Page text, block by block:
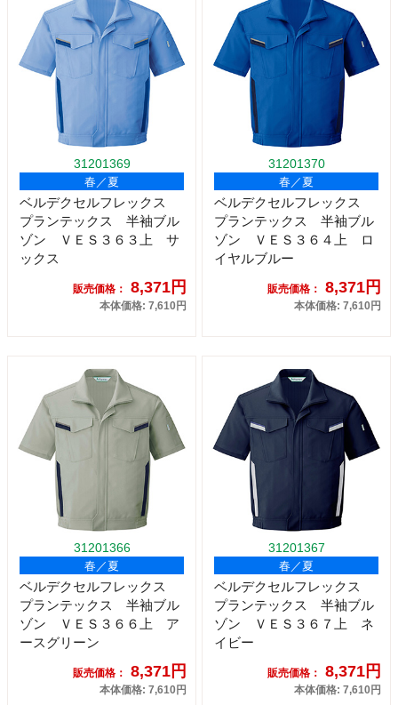
31201369
春／夏
ベルデクセルフレックス
プランテックス 半袖ブル
ゾン ＶＥＳ３６３上 サ
ックス
販売価格： 8,371円
本体価格: 7,610円
31201370
春／夏
ベルデクセルフレックス
プランテックス 半袖ブル
ゾン ＶＥＳ３６４上 ロ
イヤルブルー
販売価格： 8,371円
本体価格: 7,610円
31201366
春／夏
ベルデクセルフレックス
プランテックス 半袖ブル
ゾン ＶＥＳ３６６上 ア
ースグリーン
販売価格： 8,371円
本体価格: 7,610円
31201367
春／夏
ベルデクセルフレックス
プランテックス 半袖ブル
ゾン ＶＥＳ３６７上 ネ
イビー
販売価格： 8,371円
本体価格: 7,610円